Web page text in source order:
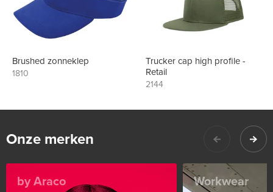
Brushed zonneklep
1810
Trucker cap high profile -
Retail
2144
Onze merken
by Araco Workwear